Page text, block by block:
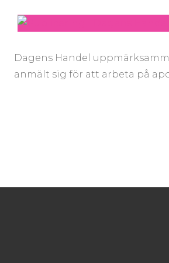
Dagens Handel
anmält sig för att arbeta på